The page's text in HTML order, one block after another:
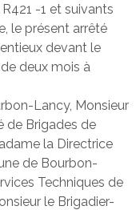
-1 et suivants
le présent arrêté
devant le
deux mois à
Lancy, Monsieur
de Brigades de
la Directrice
de Bourbon-
Techniques de
le Brigadier-